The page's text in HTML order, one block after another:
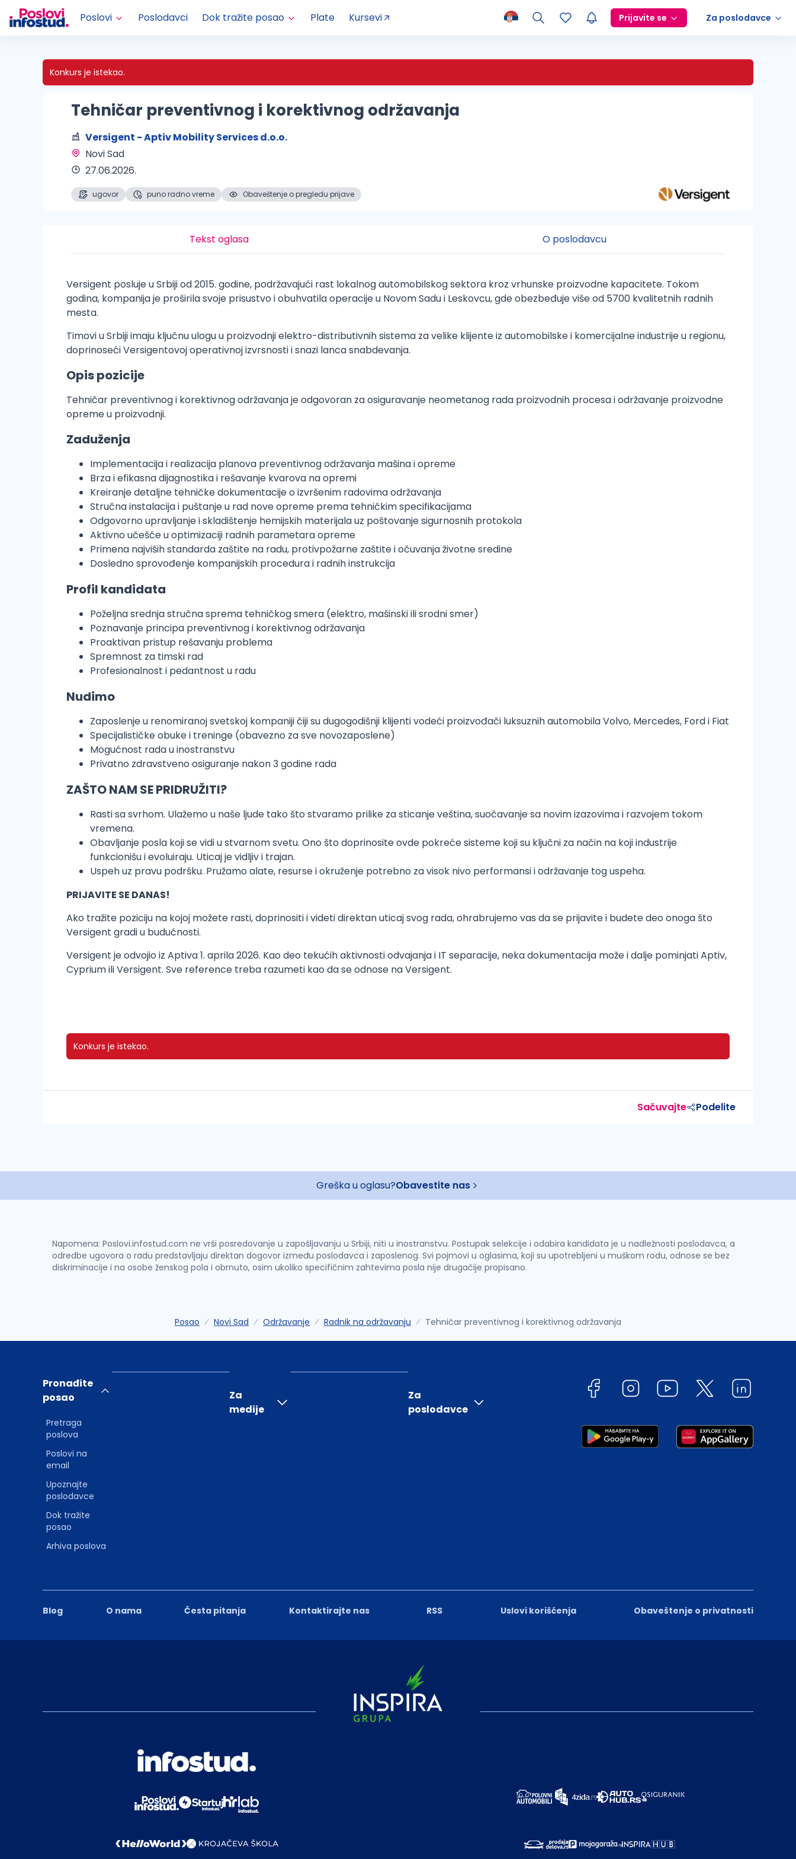
Poslovi Poslodavci Dok tražite posao Plate Kursevi Prijavite se Za poslodavce
Konkurs je istekao.
Tehničar preventivnog i korektivnog održavanja
Versigent - Aptiv Mobility Services d.o.o.
Novi Sad
27.06.2026.
ugovor puno radno vreme Obaveštenje o pregledu prijave
Tekst oglasa O poslodavcu
Versigent posluje u Srbiji od 2015. godine, podržavajući rast lokalnog automobilskog sektora kroz vrhunske proizvodne kapacitete. Tokom
godina, kompanija je proširila svoje prisustvo i obuhvatila operacije u Novom Sadu i Leskovcu, gde obezbeđuje više od 5700 kvalitetnih radnih
mesta.
Timovi u Srbiji imaju ključnu ulogu u proizvodnji elektro-distributivnih sistema za velike klijente iz automobilske i komercijalne industrije u regionu,
doprinoseći Versigentovoj operativnoj izvrsnosti i snazi lanca snabdevanja.
Opis pozicije
Tehničar preventivnog i korektivnog održavanja je odgovoran za osiguravanje neometanog rada proizvodnih procesa i održavanje proizvodne
opreme u proizvodnji.
Zaduženja
Implementacija i realizacija planova preventivnog održavanja mašina i opreme
Brza i efikasna dijagnostika i rešavanje kvarova na opremi
Kreiranje detaljne tehničke dokumentacije o izvršenim radovima održavanja
Stručna instalacija i puštanje u rad nove opreme prema tehničkim specifikacijama
Odgovorno upravljanje i skladištenje hemijskih materijala uz poštovanje sigurnosnih protokola
Aktivno učešće u optimizaciji radnih parametara opreme
Primena najviših standarda zaštite na radu, protivpožarne zaštite i očuvanja životne sredine
Dosledno sprovođenje kompanijskih procedura i radnih instrukcija
Profil kandidata
Poželjna srednja stručna sprema tehničkog smera (elektro, mašinski ili srodni smer)
Poznavanje principa preventivnog i korektivnog održavanja
Proaktivan pristup rešavanju problema
Spremnost za timski rad
Profesionalnost i pedantnost u radu
Nudimo
Zaposlenje u renomiranoj svetskoj kompaniji čiji su dugogodišnji klijenti vodeći proizvođači luksuznih automobila Volvo, Mercedes, Ford i Fiat
Specijalističke obuke i treninge (obavezno za sve novozaposlene)
Mogućnost rada u inostranstvu
Privatno zdravstveno osiguranje nakon 3 godine rada
ZAŠTO NAM SE PRIDRUŽITI?
Rasti sa svrhom. Ulažemo u naše ljude tako što stvaramo prilike za sticanje veština, suočavanje sa novim izazovima i razvojem tokom
vremena.
Obavljanje posla koji se vidi u stvarnom svetu. Ono što doprinosite ovde pokreće sisteme koji su ključni za način na koji industrije
funkcionišu i evoluiraju. Uticaj je vidljiv i trajan.
Uspeh uz pravu podršku. Pružamo alate, resurse i okruženje potrebno za visok nivo performansi i održavanje tog uspeha.
PRIJAVITE SE DANAS!
Ako tražite poziciju na kojoj možete rasti, doprinositi i videti direktan uticaj svog rada, ohrabrujemo vas da se prijavite i budete deo onoga što
Versigent gradi u budućnosti.
Versigent je odvojio iz Aptiva 1. aprila 2026. Kao deo tekućih aktivnosti odvajanja i IT separacije, neka dokumentacija može i dalje pominjati Aptiv,
Cyprium ili Versigent. Sve reference treba razumeti kao da se odnose na Versigent.
Konkurs je istekao.
Sačuvajte Podelite
Greška u oglasu?Obavestite nas
Napomena: Poslovi.infostud.com ne vrši posredovanje u zapošljavanju u Srbiji, niti u inostranstvu. Postupak selekcije i odabira kandidata je u nadležnosti poslodavca, a
odredbe ugovora o radu predstavljaju direktan dogovor između poslodavca i zaposlenog. Svi pojmovi u oglasima, koji su upotrebljeni u muškom rodu, odnose se bez
diskriminacije i na osobe ženskog pola i obrnuto, osim ukoliko specifičnim zahtevima posla nije drugačije propisano.
Posao Novi Sad Održavanje Radnik na održavanju Tehničar preventivnog i korektivnog održavanja
Blog O nama Česta pitanja Kontaktirajte nas RSS Uslovi korišćenja Obaveštenje o privatnosti
Pronađite
posao
Pretraga
poslova
Poslovi na
email
Upoznajte
poslodavce
Dok tražite
posao
Arhiva poslova
Za
medije
Za
poslodavce